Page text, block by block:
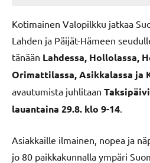
Kotimainen Valopilkku jatkaa
Lahden ja Päijät-Hämeen
tänään Lahdessa, Hollolassa,
Orimattilassa, Asikkalassa ja
avautumista juhlitaan
lauantaina 29.8. klo 9-14
Asiakkaille ilmainen, nopea ja
jo 80 paikkakunnalla ympäri